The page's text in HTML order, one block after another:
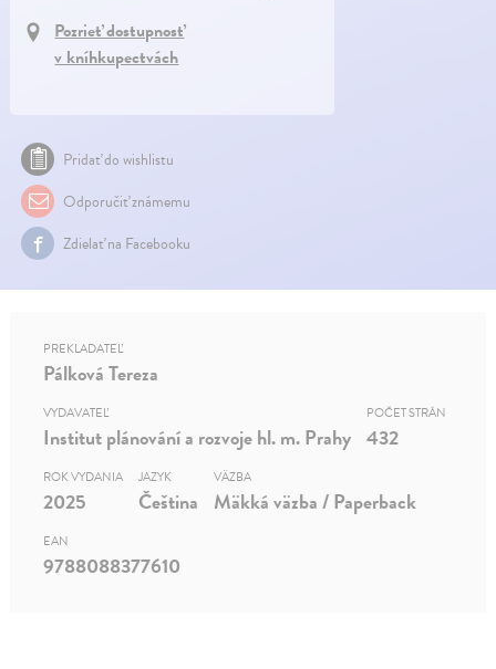
Pozrieť dostupnosť
v kníhkupectvách
Pridať do wishlistu
Odporučiť známemu
Zdielať na Facebooku
PREKLADATEĽ
Pálková Tereza
VYDAVATEĽ
Institut plánování a rozvoje hl. m. Prahy
POČET STRÁN
432
ROK VYDANIA
2025
JAZYK
Čeština
VÄZBA
Mäkká väzba / Paperback
EAN
9788088377610